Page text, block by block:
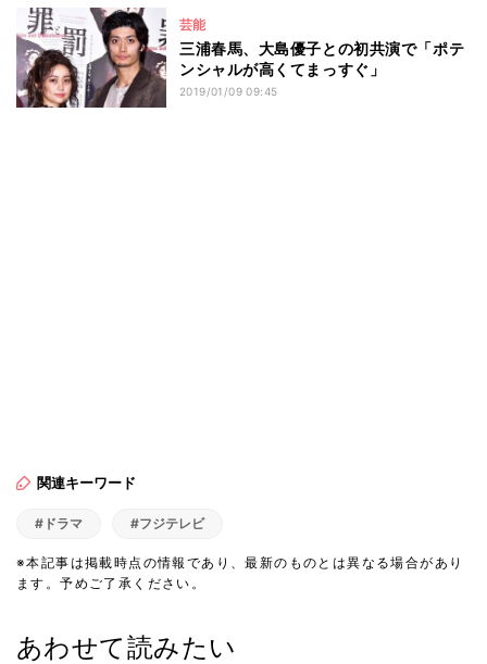
芸能
三浦春馬、大島優子との初共演で「ポテ
ンシャルが高くてまっすぐ」
2019/01/09 09:45
関連キーワード
#ドラマ #フジテレビ
※本記事は掲載時点の情報であり、最新のものとは異なる場合があり
ます。予めご了承ください。
あわせて読みたい